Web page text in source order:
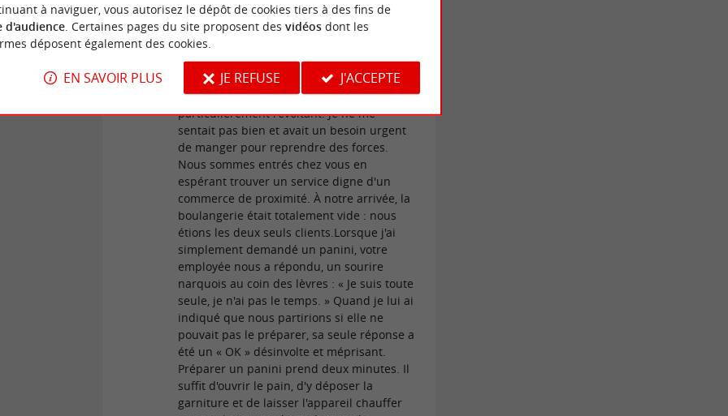
Inadmissible : manque d'humanité et refus
de service dans votre établissement ​
Madame, Monsieur, ​Je tiens à vous faire
part de notre passage dans votre
boulangerie ce matin à 12h00 à La Roche-
sur-Yon, un moment qui s'est avéré
particulièrement révoltant. Je ne me
sentait pas bien et avait un besoin urgent
de manger pour reprendre des forces.
Nous sommes entrés chez vous en
espérant trouver un service digne d'un
commerce de proximité. À notre arrivée, la
boulangerie était totalement vide : nous
étions les deux seuls clients. ​Lorsque j'ai
simplement demandé un panini, votre
employée nous a répondu, un sourire
narquois au coin des lèvres : « Je suis toute
seule, je n'ai pas le temps. » Quand je lui ai
indiqué que nous partirions si elle ne
pouvait pas le préparer, sa seule réponse a
été un « OK » désinvolte et méprisant. ​
Préparer un panini prend deux minutes. Il
suffit d'ouvrir le pain, d'y déposer la
garniture et de laisser l'appareil chauffer
à naviguer, vous autorisez le dépôt de cookies tiers à des fins de
d'audience. Certaines pages du site proposent des vidéosdont les
déposent également des cookies.
EN SAVOIR PLUS JE REFUSE J'ACCEPTE